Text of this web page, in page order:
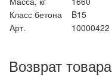
Класс бетона
B15
Арт.
10000422
Возврат товара